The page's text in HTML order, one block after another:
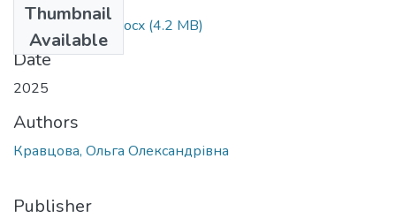
Thumbnail
Available
073_Кравцова.docx (4.2 MB)
Date
2025
Authors
Кравцова, Ольга Олександрівна
Publisher